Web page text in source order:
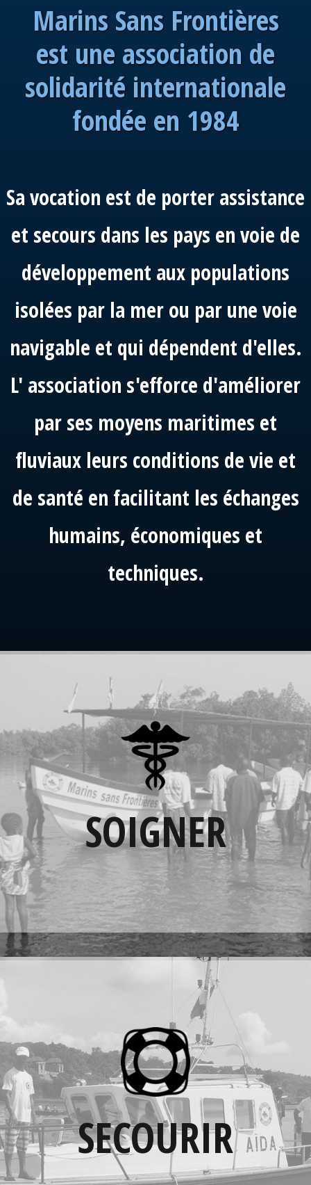
Marins Sans Frontières
est une association de
solidarité internationale
fondée en 1984
Sa vocation est de porter assistance
et secours dans les pays en voie de
développement aux populations
isolées par la mer ou par une voie
navigable et qui dépendent d'elles.
L' association s'efforce d'améliorer
par ses moyens maritimes et
fluviaux leurs conditions de vie et
de santé en facilitant les échanges
humains, économiques et
techniques.
SOIGNER
SOIGNER
Les bateaux, mis à disposition par MarSF,
permettent aux populations des villages les
plus isolés, d'accéder aux centres de soins et
servent de support pour des missions
médicales itinérantes.
EN SAVOIR PLUS
SECOURIR
SECOURIR
Avec le concours de la SNSM, MarSF
reconditionne des canots de sauvetage, envoie
du matériel de sécurité (gilets de sauvetage
etc...) pour porter secours à des marins
pêcheurs de Madagascar.
EN SAVOIR PLUS